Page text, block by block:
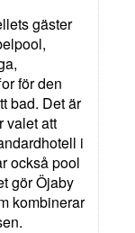
gäster
för den
bad. Det är
valet att
i
också pool
gör Öjaby
kombinerar